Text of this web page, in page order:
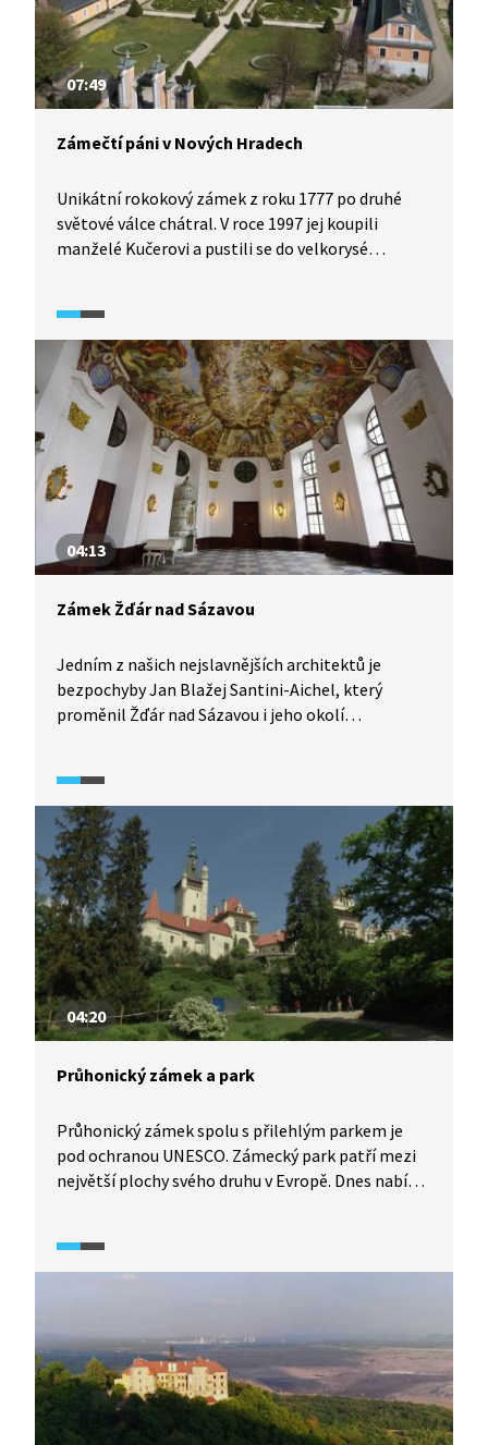
07:49
Zámečtí páni v Nových Hradech
Unikátní rokokový zámek z roku 1777 po druhé
světové válce chátral. V roce 1997 jej koupili
manželé Kučerovi a pustili se do velkorysé
a děravou střechou. Výsledek jejich letitého
snažení však stojí za to navštívit.
04:13
Zámek Žďár nad Sázavou
Jedním z našich nejslavnějších architektů je
bezpochyby Jan Blažej Santini-Aichel, který
proměnil Žďár nad Sázavou i jeho okolí
Nepomuckého na Zelené hoře nebo areál
cisterciáckého kláštera, který se později změnil
na zámek. Právě tento zámek si prohlédneme
v následujícím videu.
04:20
Průhonický zámek a park
Průhonický zámek spolu s přilehlým parkem je
pod ochranou UNESCO. Zámecký park patří mezi
největší plochy svého druhu v Evropě. Dnes nabízí
díky rozkvetlým rododendronům, azalkám